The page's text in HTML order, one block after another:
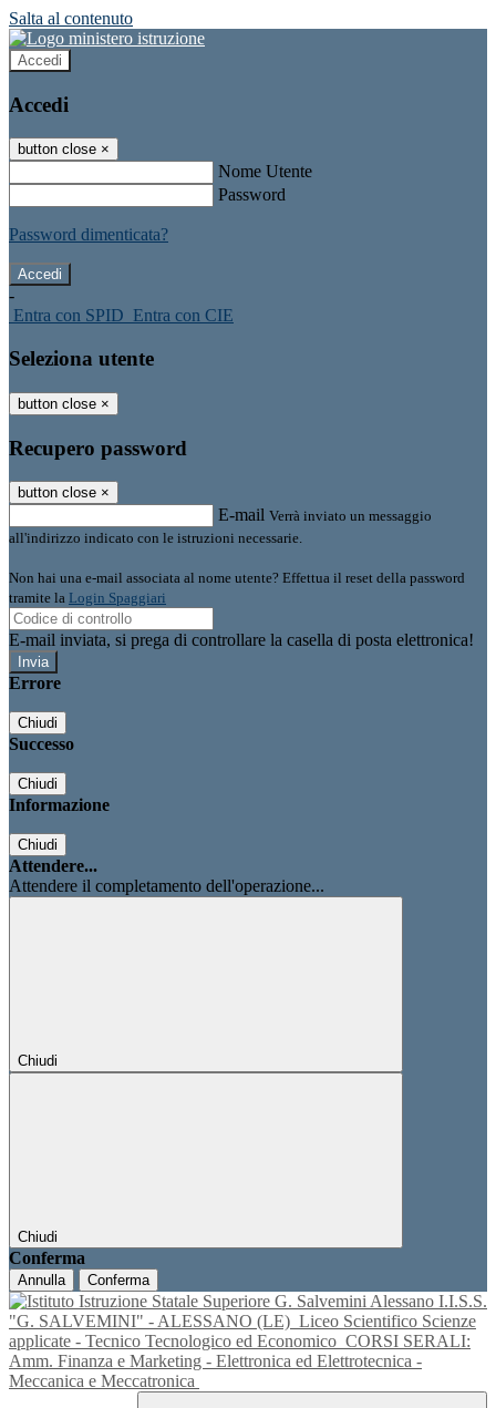
Salta al contenuto
Accedi
Accedi
button close ×
Nome Utente
Password
Password dimenticata?
-
Entra con SPID Entra con CIE
Seleziona utente
button close ×
Recupero password
button close ×
E-mail Verrà inviato un messaggio
all'indirizzo indicato con le istruzioni necessarie.
Non hai una e-mail associata al nome utente? Effettua il reset della password
tramite la Login Spaggiari
E-mail inviata, si prega di controllare la casella di posta elettronica!
Errore
Chiudi
Successo
Chiudi
Informazione
Chiudi
Attendere...
Attendere il completamento dell'operazione...
Chiudi
Chiudi
Conferma
Annulla Conferma
I.I.S.S.
"G. SALVEMINI" - ALESSANO (LE) Liceo Scientifico Scienze
applicate - Tecnico Tecnologico ed Economico CORSI SERALI:
Amm. Finanza e Marketing - Elettronica ed Elettrotecnica -
Meccanica e Meccatronica